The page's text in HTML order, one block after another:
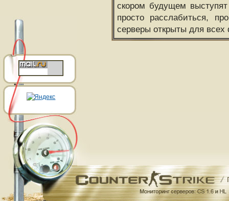
скором будущем
просто расслабиться,
серверы открыты для всех